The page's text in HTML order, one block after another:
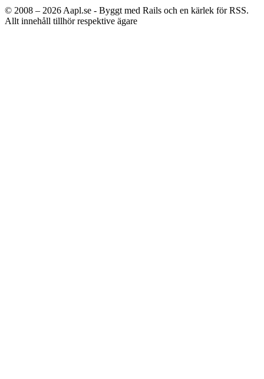
© 2008 – 2026 Aapl.se - Byggt med Rails och en kärlek för RSS.
Allt innehåll tillhör respektive ägare